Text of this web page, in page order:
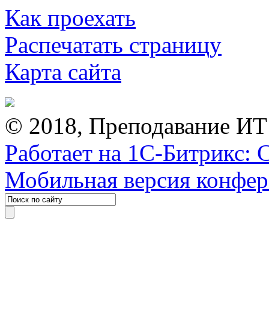
Как проехать
Распечатать страницу
Карта сайта
© 2018, Преподавание
Работает на 1С-Битрикс:
Мобильная версия